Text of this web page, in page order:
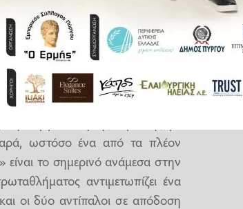
διοργάνωση της Ευρώπης, με
ωστόσο ένα από τα πλέον
το σημερινό ανάμεσα στην
αντιμετωπίζει ένα
οι δύο αντίπαλοι σε απόδοση